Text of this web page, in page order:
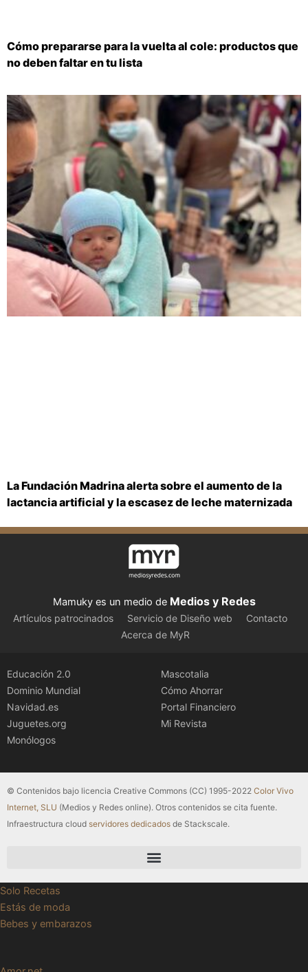
Cómo prepararse para la vuelta al cole: productos que
no deben faltar en tu lista
La Fundación Madrina alerta sobre el aumento de la
lactancia artificial y la escasez de leche maternizada
Mamuky es un medio de Medios y Redes
Artículos patrocinados Servicio de Diseño web
Contacto
Acerca de MyR
Educación 2.0
Dominio Mundial
Navidad.es
Juguetes.org
Monólogos
Mascotalia
Cómo Ahorrar
Portal Financiero
Mi Revista
© Contenidos bajo licencia Creative Commons (CC) 1995-2022 Color Vivo
Internet, SLU (Medios y Redes online). Otros contenidos se cita fuente.
Infraestructura cloud servidores dedicados de Stackscale.
Solo Recetas
Estás de moda
Bebes y embarazos